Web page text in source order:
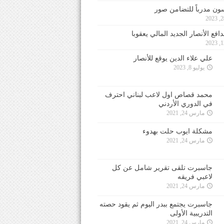
مدرباً للتضامن صور
الأنصار الجديد المالي يعقوبا
علي علاء الدين يوقع للأنصار
يوليو 8, 2023
محمد قصاص اول لاعب لبناني احترف
في الدوري الأردني
مارس 24, 2021
مشكلة ايوب حلت بهدوء
مارس 24, 2021
جاسبرت تلقى تقرير شامل عن كل
لاعبي فريقه
مارس 24, 2021
جاسبرت يجتمع ببدر اليوم ثم يقود حصته
التدريبية الأولى
مارس 24, 2021